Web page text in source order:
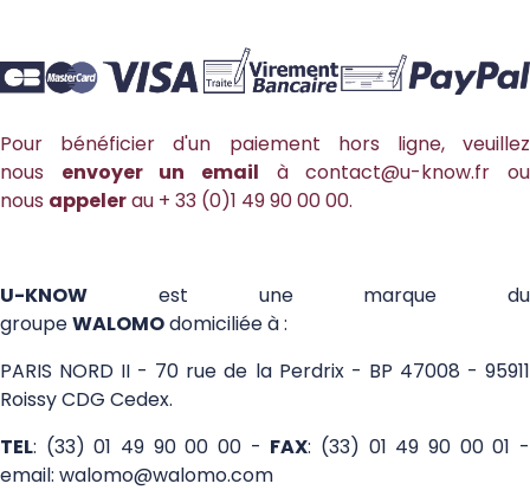
Pour bénéficier d'un paiement hors ligne, veuillez
nous envoyer un email àcontact@u-know.fr ou
nous appelerau + 33 (0)1 49 90 00 00.
U-KNOW est une marque du
groupeWALOMOdomiciliée à :
PARIS NORD II - 70 rue de la Perdrix - BP 47008 - 95911
Roissy CDG Cedex.
TEL: (33) 01 49 90 00 00 - FAX: (33) 01 49 90 00 01 -
email: walomo@walomo.com